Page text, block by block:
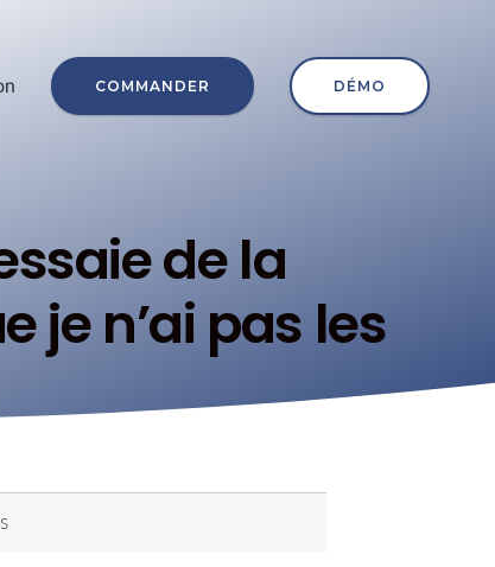
COMMANDER DÉMO
de la
je n’ai pas les